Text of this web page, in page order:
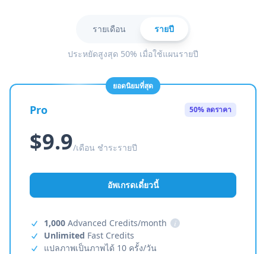
รายเดือน รายปี
ประหยัดสูงสุด 50% เมื่อใช้แผนรายปี
ยอดนิยมที่สุด
Pro 50% ลดราคา
$9.9/เดือน ชำระรายปี
อัพเกรดเดี๋ยวนี้
1,000 Advanced Credits/month
i
Unlimited Fast Credits
แปลภาพเป็นภาพได้ 10 ครั้ง/วัน